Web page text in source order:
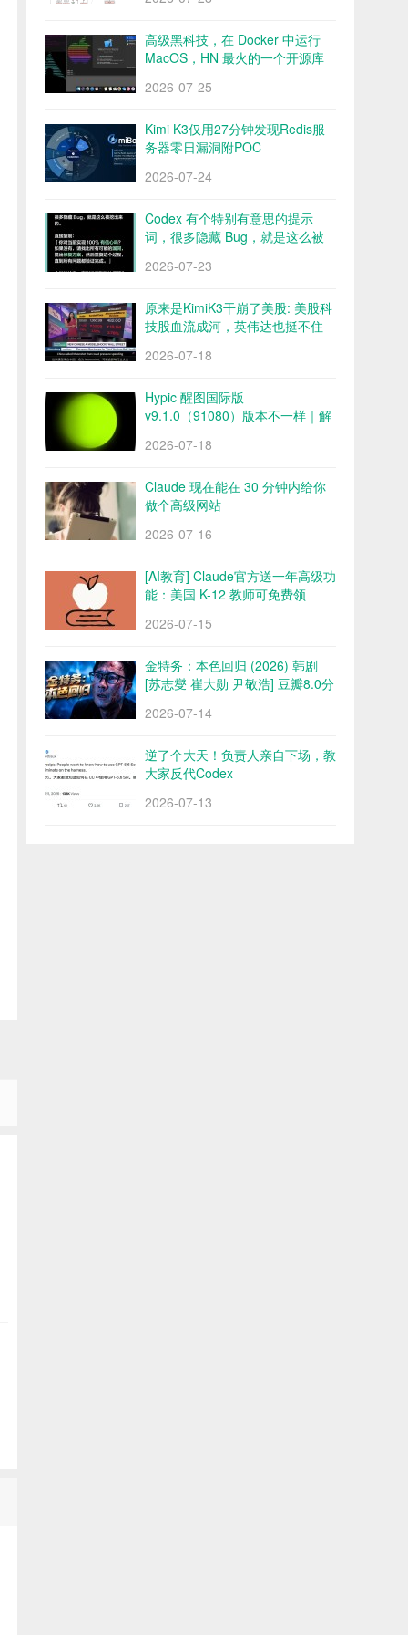
高级黑科技，在 Docker 中运行
MacOS，HN 最火的一个开源库
2026-07-25
Kimi K3仅用27分钟发现Redis服
务器零日漏洞附POC
2026-07-24
Codex 有个特别有意思的提示
词，很多隐藏 Bug，就是这么被
2026-07-23
原来是KimiK3干崩了美股: 美股科
技股血流成河，英伟达也挺不住
2026-07-18
Hypic 醒图国际版
v9.1.0（91080）版本不一样｜解
2026-07-18
Claude 现在能在 30 分钟内给你
做个高级网站
2026-07-16
[AI教育] Claude官方送一年高级功
能：美国 K-12 教师可免费领
2026-07-15
金特务：本色回归 (2026) 韩剧
[苏志燮 崔大勋 尹敬浩] 豆瓣8.0分
2026-07-14
逆了个大天！负责人亲自下场，教
大家反代Codex
2026-07-13